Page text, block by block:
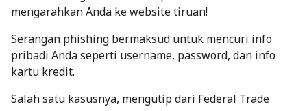
mengarahkan Anda ke website tiruan!
Serangan phishing bermaksud untuk mencuri info
pribadi Anda seperti username, password, dan info
kartu kredit.
Salah satu kasusnya, mengutip dari Federal Trade